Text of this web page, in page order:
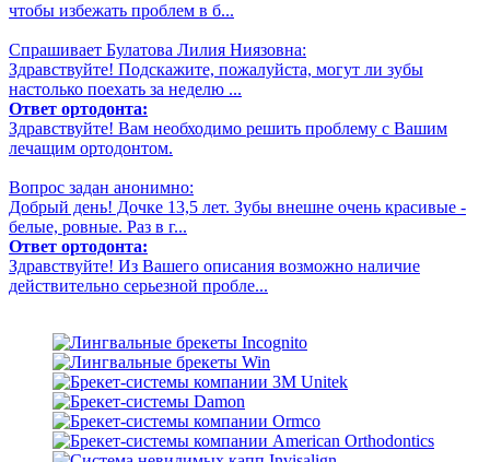
чтобы избежать проблем в б...
Спрашивает Булатова Лилия Ниязовна:
Здравствуйте! Подскажите, пожалуйста, могут ли зубы
настолько поехать за неделю ...
Ответ ортодонта:
Здравствуйте! Вам необходимо решить проблему с Вашим
лечащим ортодонтом.
Вопрос задан анонимно:
Добрый день! Дочке 13,5 лет. Зубы внешне очень красивые -
белые, ровные. Раз в г...
Ответ ортодонта:
Здравствуйте! Из Вашего описания возможно наличие
действительно серьезной пробле...